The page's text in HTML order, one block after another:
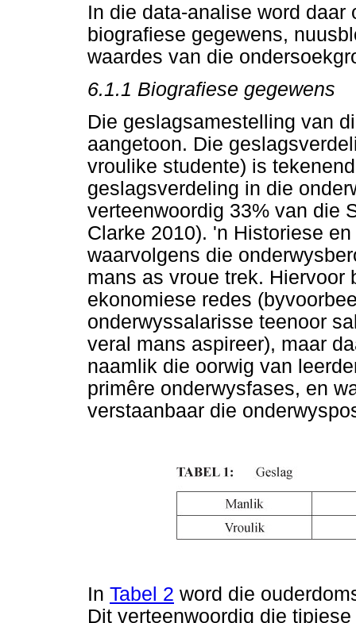
In die data-analise word
biografiese gegewens,
waardes van die
6.1.1 Biografiese gegewens
Die geslagsamestelling van
aangetoon. Die
vroulike studente) is
geslagsverdeling in die
verteenwoordig 33% van die
Clarke 2010). 'n Historiese
waarvolgens die
mans as vroue trek. Hiervoor
ekonomiese redes
onderwyssalarisse teenoor
veral mans aspireer), maar
naamlik die oorwig van
primêre onderwysfases, en
verstaanbaar die
In Tabel 2 word die
Dit verteenwoordig die